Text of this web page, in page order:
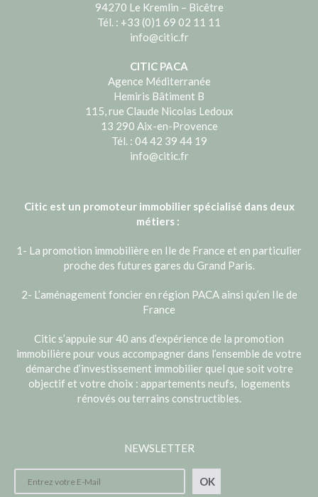
94270 Le Kremlin – Bicêtre
Tél. : +33 (0)1 69 02 11 11
info@citic.fr
CITIC PACA
Agence Méditerranée
Hemiris Bâtiment B
115, rue Claude Nicolas Ledoux
13 290 Aix-en-Provence
Tél. : 04 42 39 44 19
info@citic.fr
Citic est un promoteur immobilier spécialisé dans deux
métiers :
1- La promotion immobilière en Ile de France et en particulier
proche des futures gares du Grand Paris.
2- L’aménagement foncier en région PACA ainsi qu’en Ile de
France
Citic s’appuie sur 40 ans d’expérience de la promotion
immobilière pour vous accompagner dans l’ensemble de votre
démarche d’investissement immobilier quel que soit votre
objectif et votre choix : appartements neufs, logements
rénovés ou terrains constructibles.
NEWSLETTER
OK